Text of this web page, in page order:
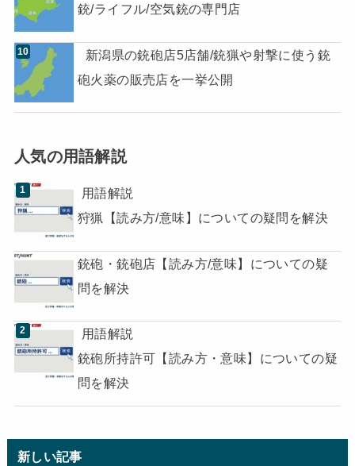
銃/ライフル/空気銃の専門店
新潟県の銃砲店5店舗/銃猟や射撃に使う銃
砲火薬の販売店を一挙公開
人気の用語解説
用語解説
狩猟【読み方/意味】についての疑問を解決
銃砲・銃砲店【読み方/意味】についての疑
問を解決
用語解説
銃砲所持許可【読み方・意味】についての疑
問を解決
新しい記事